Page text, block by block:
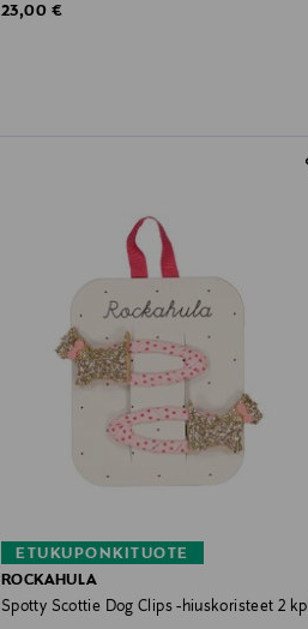
Original Price
23,00 €
ETUKUPONKITUOTE
ROCKAHULA
Spotty Scottie Dog Clips -hiuskoristeet 2 kpl